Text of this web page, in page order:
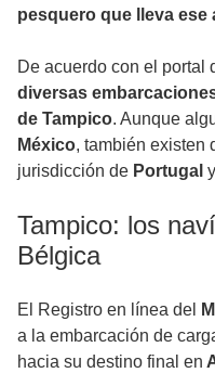
pesquero que lleva ese
De acuerdo con el portal
diversas
de Tampico. Aunque
México, también existen
jurisdicción de Portugal y
Tampico: los
Bélgica
El Registro en línea del
a la embarcación de
hacia su destino final en